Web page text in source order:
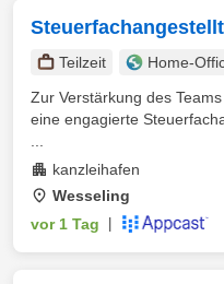
Teilzeit Home-
Zur Verstärkung des
eine engagierte
kanzleihafen
Wesseling
vor 1 Tag